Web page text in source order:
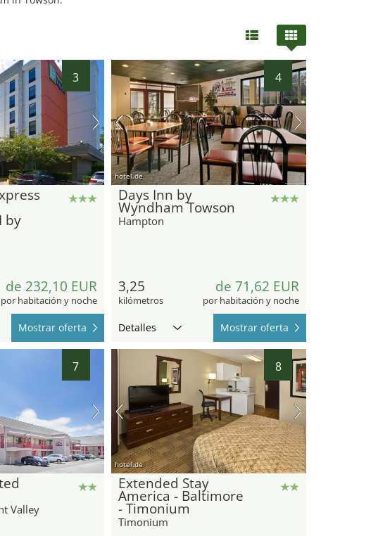
3
by
de 232,10 EUR
por habitación y noche
Mostrar oferta
4
hotel.de
Days Inn by
Wyndham Towson
Hampton
3,25
kilómetros
de 71,62 EUR
por habitación y noche
Detalles Mostrar oferta
7
Valley
8
hotel.de
Extended Stay
America - Baltimore
- Timonium
Timonium